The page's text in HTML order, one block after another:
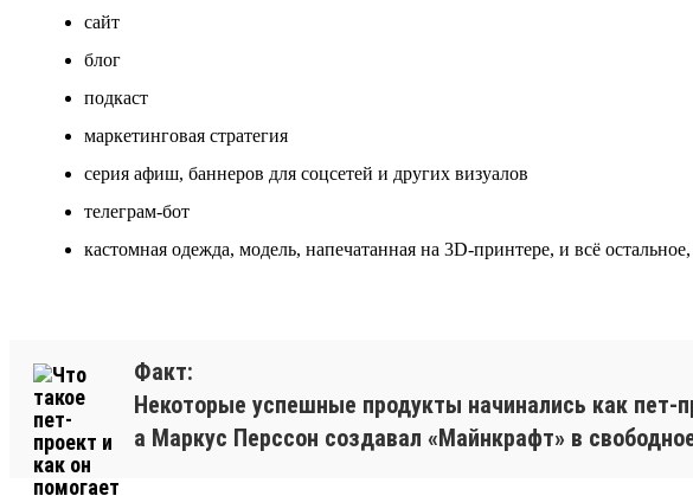
сайт
блог
подкаст
маркетинговая стратегия
серия афиш, баннеров для соцсетей и других визуалов
телеграм-бот
кастомная одежда, модель, напечатанная на 3D-принтере, и всё
Факт:
Некоторые успешные продукты начинались как пет-
а Маркус Перссон создавал «Майнкрафт» в